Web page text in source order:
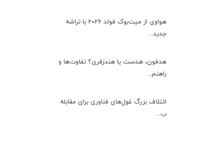
هواوی از میت‌بوک فولد 2026 با تراشه
جدید...
هدفون، هدست یا هندزفری؟ تفاوت‌ها و
راهنم...
ائتلاف بزرگ غول‌های فناوری برای مقابله
ب...